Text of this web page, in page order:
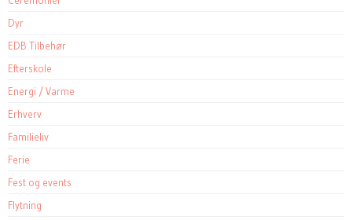
Dyr
EDB Tilbehør
Efterskole
Energi / Varme
Erhverv
Familieliv
Ferie
Fest og events
Flytning